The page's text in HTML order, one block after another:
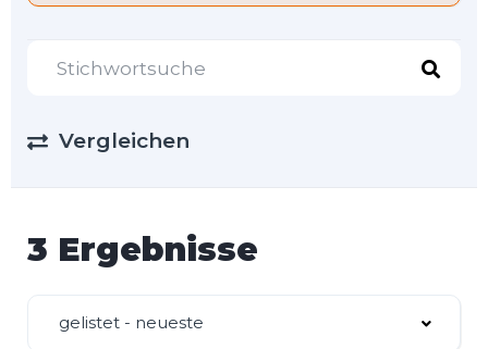
Vergleichen
3 Ergebnisse
gelistet - neueste